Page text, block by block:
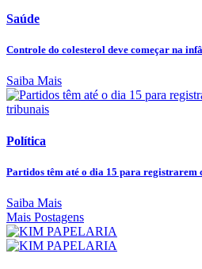
Saúde
Controle do colesterol deve começar na
Saiba Mais
Política
Partidos têm até o dia 15 para registrarem
Saiba Mais
Mais Postagens